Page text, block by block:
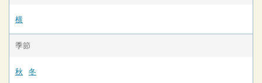
横
季節
秋 冬